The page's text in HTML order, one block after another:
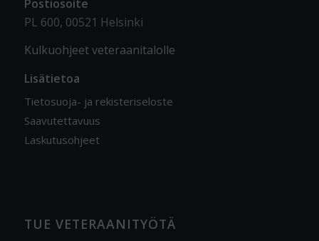
Postiosoite
PL 600, 00521 Helsinki
Kulkuohjeet veteraanitalolle
Lisätietoa
Tietosuoja- ja rekisteriseloste
Saavutettavuus
Laskutusohjeet
TUE VETERAANITYÖTÄ